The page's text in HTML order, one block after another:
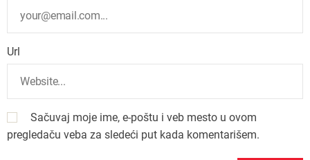
Url
Sačuvaj moje ime, e-poštu i veb mesto u ovom
pregledaču veba za sledeći put kada komentarišem.